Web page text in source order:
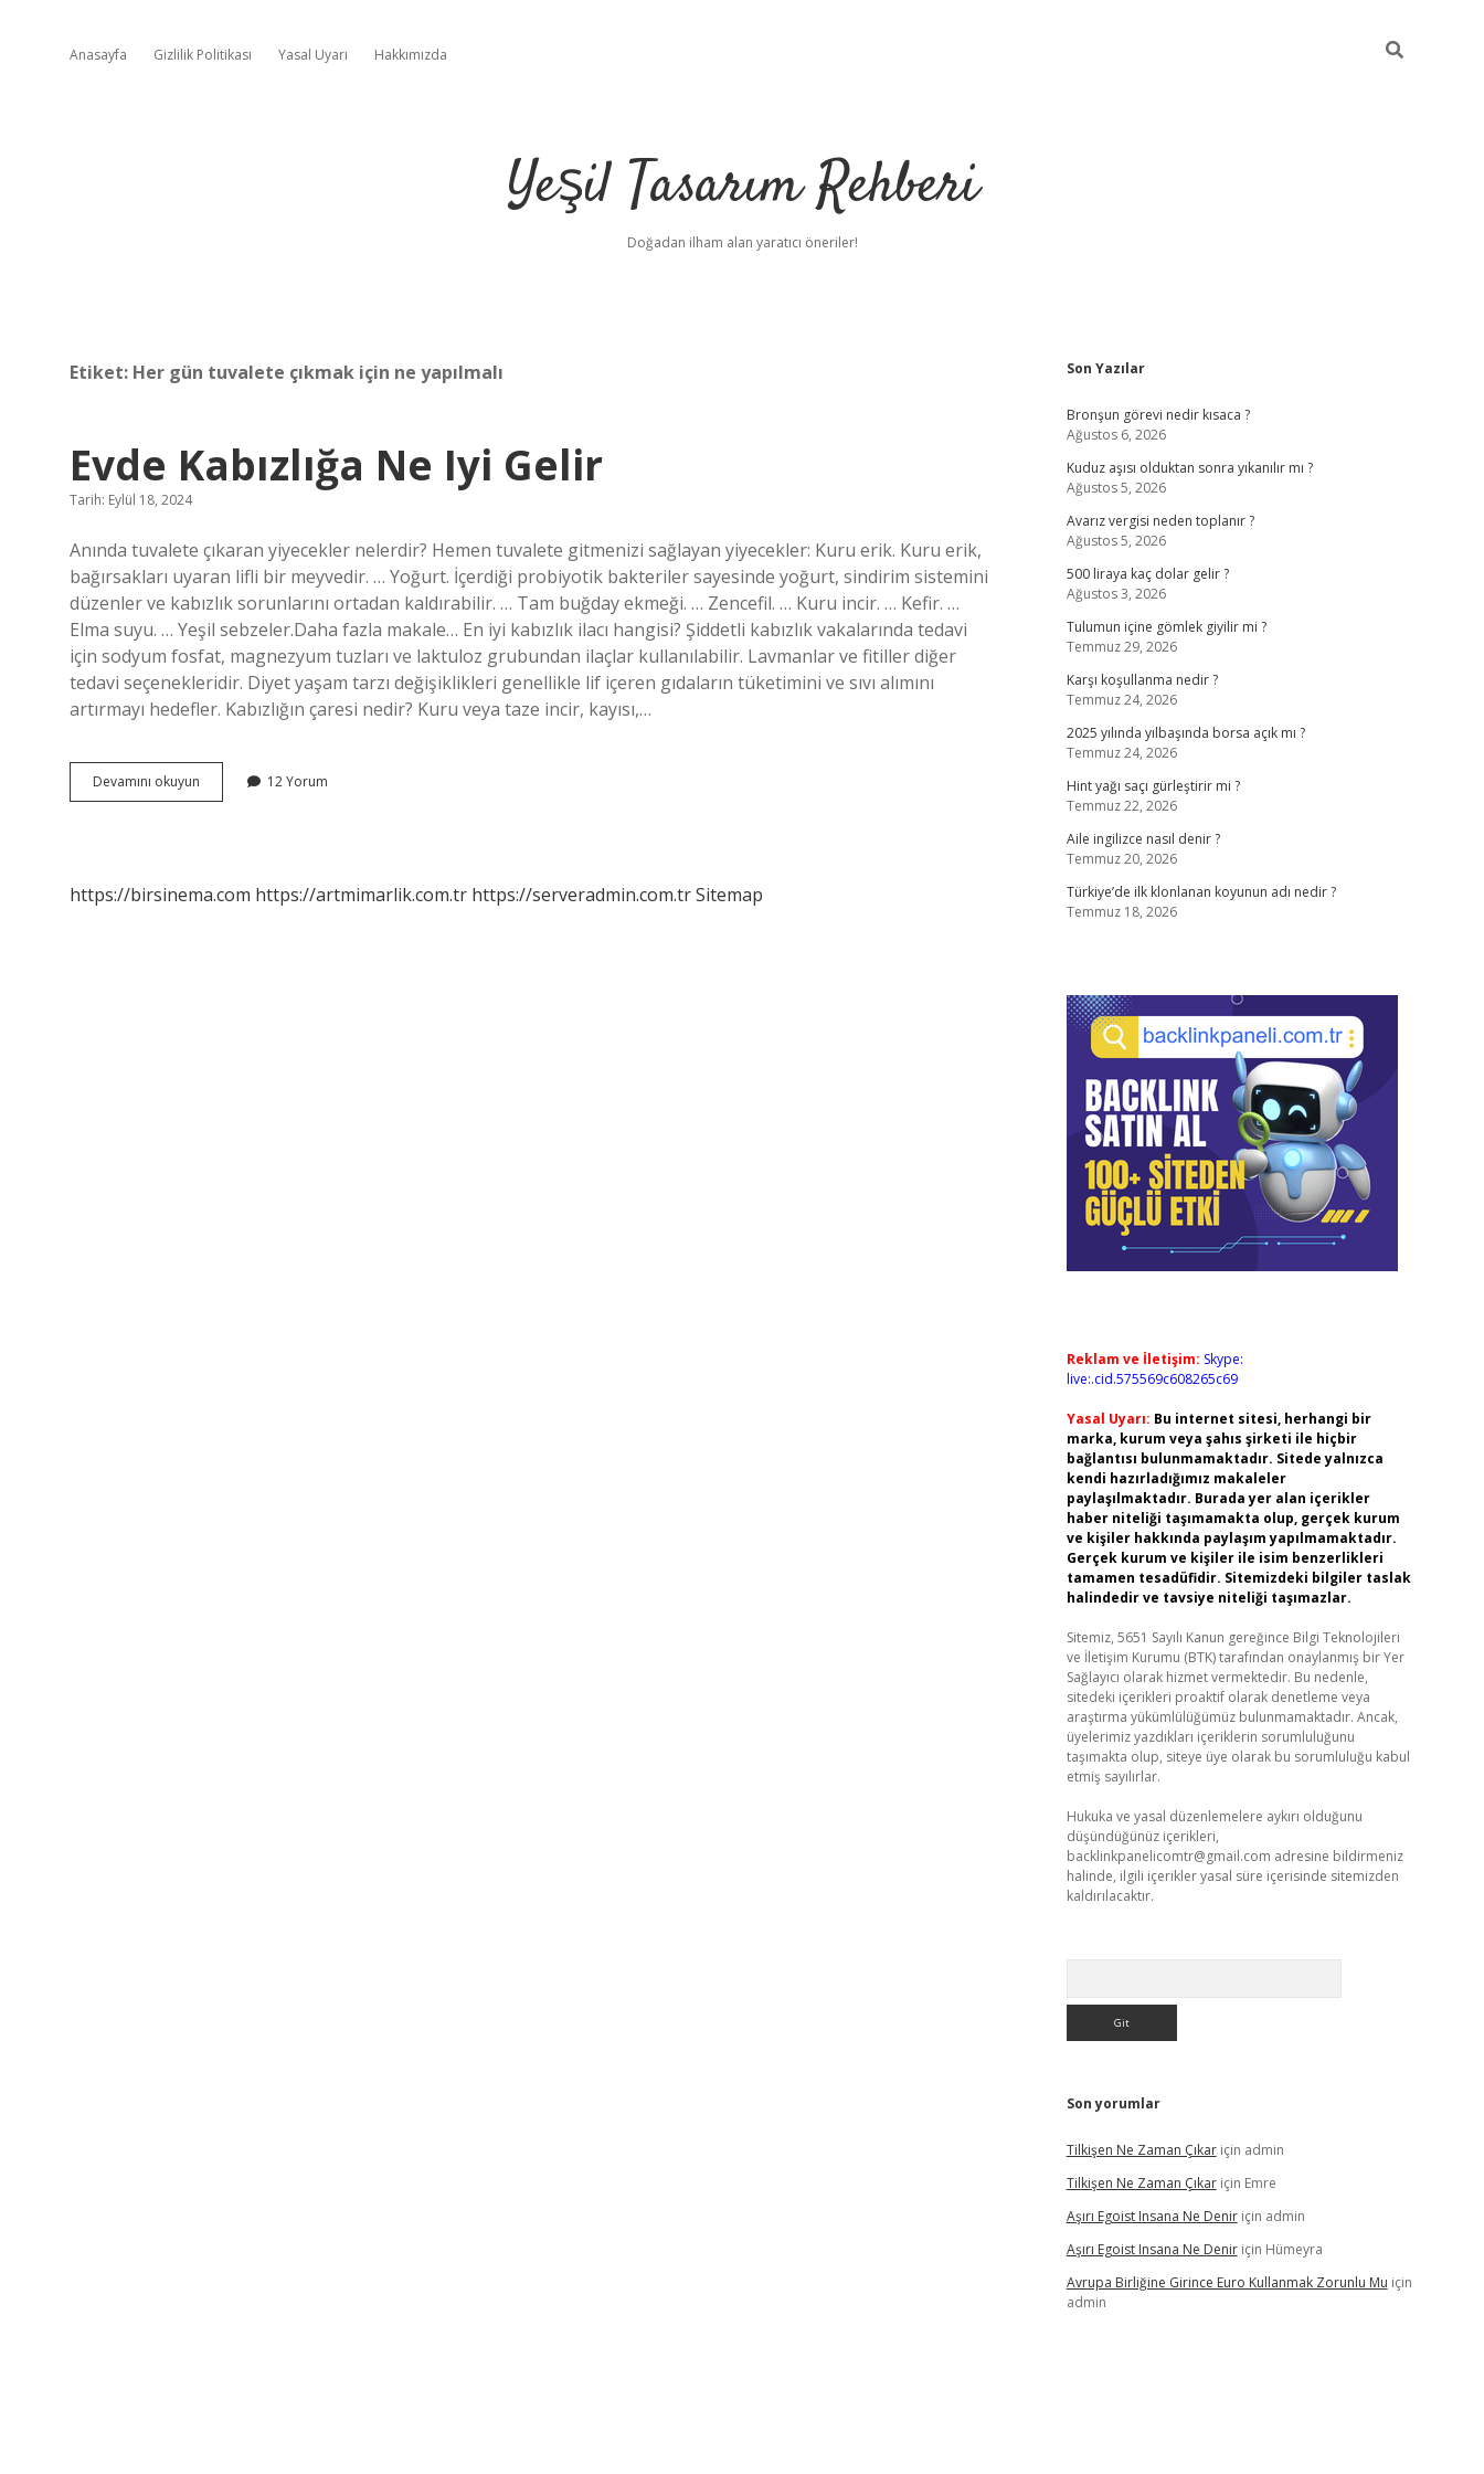
Anasayfa Gizlilik Politikası Yasal Uyarı Hakkımızda
Yeşil Tasarım Rehberi
Doğadan ilham alan yaratıcı öneriler!
Etiket: Her gün tuvalete çıkmak için ne yapılmalı
Evde Kabızlığa Ne Iyi Gelir
Tarih: Eylül 18, 2024
Anında tuvalete çıkaran yiyecekler nelerdir? Hemen tuvalete gitmenizi sağlayan yiyecekler: Kuru erik. Kuru erik,
bağırsakları uyaran lifli bir meyvedir. … Yoğurt. İçerdiği probiyotik bakteriler sayesinde yoğurt, sindirim sistemini
düzenler ve kabızlık sorunlarını ortadan kaldırabilir. … Tam buğday ekmeği. … Zencefil. … Kuru incir. … Kefir. …
Elma suyu. … Yeşil sebzeler.Daha fazla makale… En iyi kabızlık ilacı hangisi? Şiddetli kabızlık vakalarında tedavi
için sodyum fosfat, magnezyum tuzları ve laktuloz grubundan ilaçlar kullanılabilir. Lavmanlar ve fitiller diğer
tedavi seçenekleridir. Diyet yaşam tarzı değişiklikleri genellikle lif içeren gıdaların tüketimini ve sıvı alımını
artırmayı hedefler. Kabızlığın çaresi nedir? Kuru veya taze incir, kayısı,…
Devamını okuyun
Kabızlığa
12 Yorum
https://birsinema.com https://artmimarlik.com.tr https://serveradmin.com.trSitemap
Sidebar
Son Yazılar
Bronşun görevi nedir kısaca ?
Ağustos 6, 2026
Kuduz aşısı olduktan sonra yıkanılır mı ?
Ağustos 5, 2026
Avarız vergisi neden toplanır ?
Ağustos 5, 2026
500 liraya kaç dolar gelir ?
Ağustos 3, 2026
Tulumun içine gömlek giyilir mi ?
Temmuz 29, 2026
Karşı koşullanma nedir ?
Temmuz 24, 2026
2025 yılında yılbaşında borsa açık mı ?
Temmuz 24, 2026
Hint yağı saçı gürleştirir mi ?
Temmuz 22, 2026
Aile ingilizce nasıl denir ?
Temmuz 20, 2026
Türkiye’de ilk klonlanan koyunun adı nedir ?
Temmuz 18, 2026
Reklam ve İletişim: Skype:
live:.cid.575569c608265c69
Yasal Uyarı: Bu internet sitesi, herhangi bir
marka, kurum veya şahıs şirketi ile hiçbir
bağlantısı bulunmamaktadır. Sitede yalnızca
kendi hazırladığımız makaleler
paylaşılmaktadır. Burada yer alan içerikler
haber niteliği taşımamakta olup, gerçek kurum
ve kişiler hakkında paylaşım yapılmamaktadır.
Gerçek kurum ve kişiler ile isim benzerlikleri
tamamen tesadüfidir. Sitemizdeki bilgiler taslak
halindedir ve tavsiye niteliği taşımazlar.
Sitemiz, 5651 Sayılı Kanun gereğince Bilgi Teknolojileri
ve İletişim Kurumu (BTK) tarafından onaylanmış bir Yer
Sağlayıcı olarak hizmet vermektedir. Bu nedenle,
sitedeki içerikleri proaktif olarak denetleme veya
araştırma yükümlülüğümüz bulunmamaktadır. Ancak,
üyelerimiz yazdıkları içeriklerin sorumluluğunu
taşımakta olup, siteye üye olarak bu sorumluluğu kabul
etmiş sayılırlar.
Hukuka ve yasal düzenlemelere aykırı olduğunu
düşündüğünüz içerikleri,
backlinkpanelicomtr@gmail.com adresine bildirmeniz
halinde, ilgili içerikler yasal süre içerisinde sitemizden
kaldırılacaktır.
Son yorumlar
Tilkişen Ne Zaman Çıkariçin admin
Tilkişen Ne Zaman Çıkariçin Emre
Aşırı Egoist Insana Ne Deniriçin admin
Aşırı Egoist Insana Ne Deniriçin Hümeyra
Avrupa Birliğine Girince Euro Kullanmak Zorunlu Mu için
admin